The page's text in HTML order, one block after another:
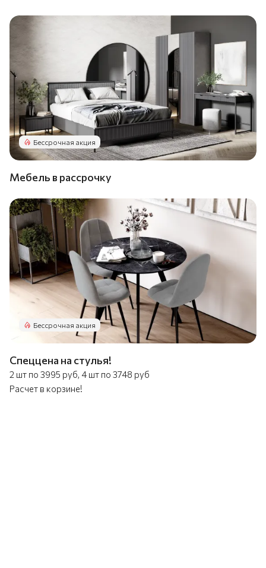
Бессрочная акция
Мебель в рассрочку
Бессрочная акция
Спеццена на стулья!
2 шт по 3995 руб, 4 шт по 3748 руб
Расчет в корзине!